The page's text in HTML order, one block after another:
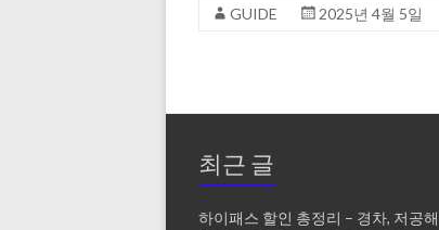
GUIDE 2025년 4월 5일
최근 글
하이패스 할인 총정리 – 경차, 저공해